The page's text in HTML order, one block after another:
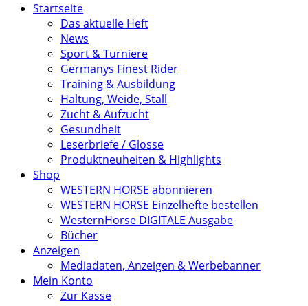
Startseite
Das aktuelle Heft
News
Sport & Turniere
Germanys Finest Rider
Training & Ausbildung
Haltung, Weide, Stall
Zucht & Aufzucht
Gesundheit
Leserbriefe / Glosse
Produktneuheiten & Highlights
Shop
WESTERN HORSE abonnieren
WESTERN HORSE Einzelhefte bestellen
WesternHorse DIGITALE Ausgabe
Bücher
Anzeigen
Mediadaten, Anzeigen & Werbebanner
Mein Konto
Zur Kasse